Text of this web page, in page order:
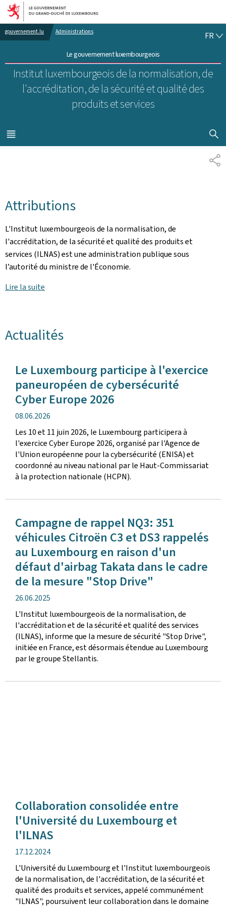
Aller au menu principal
Aller au contenu
gouvernement.lu Administrations
Le gouvernement luxembourgeois
Institut luxembourgeois de la normalisation, de
l'accréditation, de la sécurité et qualité des
produits et services
FR
MENU
PRINCIPAL
Attributions
L'Institut luxembourgeois de la normalisation, de
l'accréditation, de la sécurité et qualité des produits et
services (ILNAS) est une administration publique sous
l’autorité du ministre de l'Économie.
Lire la suite
Actualités
Le Luxembourg participe à l'exercice
paneuropéen de cybersécurité
Cyber Europe 2026
date
de
publication
08.06.2026
Les 10 et 11 juin 2026, le Luxembourg participera à
l'exercice Cyber Europe 2026, organisé par l'Agence de
l'Union européenne pour la cybersécurité (ENISA) et
coordonné au niveau national par le Haut-Commissariat
à la protection nationale (HCPN).
Campagne de rappel NQ3: 351
véhicules Citroën C3 et DS3 rappelés
au Luxembourg en raison d'un
défaut d'airbag Takata dans le cadre
de la mesure "Stop Drive"
date
de
publication
26.06.2025
L'Institut luxembourgeois de la normalisation, de
l'accréditation et de la sécurité et qualité des services
(ILNAS), informe que la mesure de sécurité "Stop Drive",
initiée en France, est désormais étendue au Luxembourg
par le groupe Stellantis.
Collaboration consolidée entre
l'Université du Luxembourg et
l'ILNAS
date
de
publication
17.12.2024
L'Université du Luxembourg et l'Institut luxembourgeois
de la normalisation, de l'accréditation, de la sécurité et
qualité des produits et services, appelé communément
"ILNAS", poursuivent leur collaboration dans le domaine